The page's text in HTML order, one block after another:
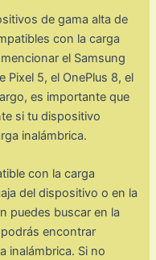
de gama alta de
con la carga
el Samsung
Pixel 5, el OnePlus 8, el
es importante que
si tu dispositivo
inalámbrica.
con la carga
del dispositivo o en la
puedes buscar en la
encontrar
inalámbrica. Si no